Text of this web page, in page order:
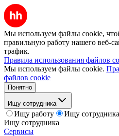
Мы используем файлы cookie,
правильную работу нашего веб-
трафик.
Правила использования файлов
Мы используем файлы cookie.
файлов cookie
Понятно
Ищу сотрудника
Ищу работу
Ищу сотрудника
Ищу сотрудника
Сервисы